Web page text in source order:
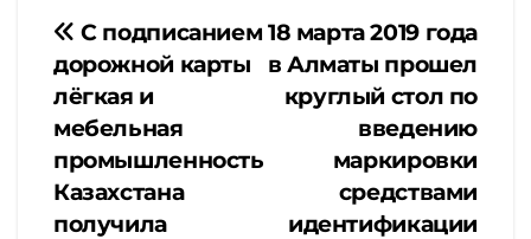
Навигация
по
записям
18 марта 2019 года
в Алматы прошел
круглый стол по
введению
маркировки
средствами
идентификации
С подписанием
дорожной карты
лёгкая и
мебельная
промышленность
Казахстана
получила